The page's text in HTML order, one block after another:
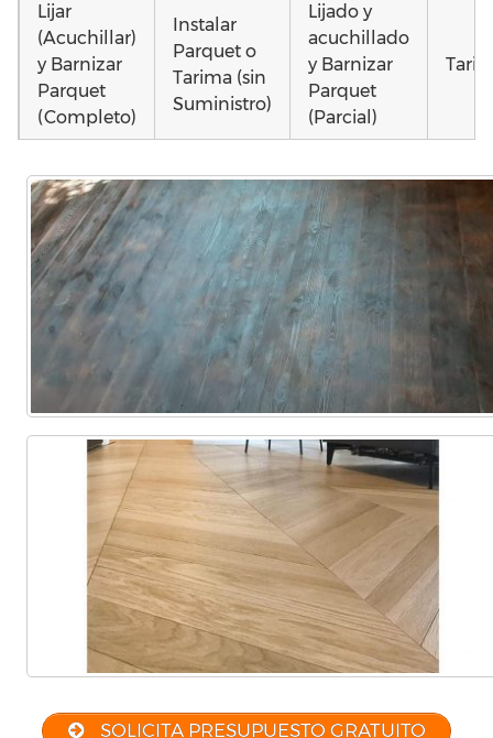
Lijar
(Acuchillar)
y Barnizar
Parquet
(Completo)
Instalar
Parquet o
Tarima (sin
Suministro)
Lijado y
acuchillado
y Barnizar
Parquet
(Parcial)
parquet o
Tarima
Local
Comercial
parquet o
Tarima
Vivienda
(Completa)
parquet o
Tarima
Vivienda
(Parcial)
SOLICITA PRESUPUESTO GRATUITO